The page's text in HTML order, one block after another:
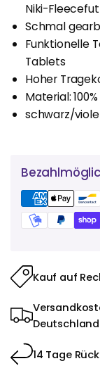
Niki-
Schmal
Funktionelle
Tablets
Hoher
Material:
schwarz/
Kauf auf
14 Tage